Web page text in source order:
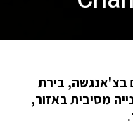
בצ'אנגשה, בירת
מסיבית באזור,